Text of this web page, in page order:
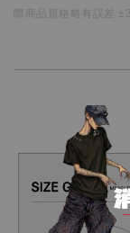
際商品規格略有誤差